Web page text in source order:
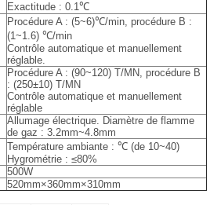
Exactitude : 0.1℃
Procédure A : (5~6)℃/min, procédure B :
(1~1.6) ℃/min
Contrôle automatique et manuellement
réglable.
Procédure A : (90~120) T/MN, procédure B
: (250±10) T/MN
Contrôle automatique et manuellement
réglable
Allumage électrique. Diamètre de flamme
de gaz : 3.2mm~4.8mm
Température ambiante : ℃ (de 10~40)
Hygrométrie : ≤80%
500W
520mm×360mm×310mm